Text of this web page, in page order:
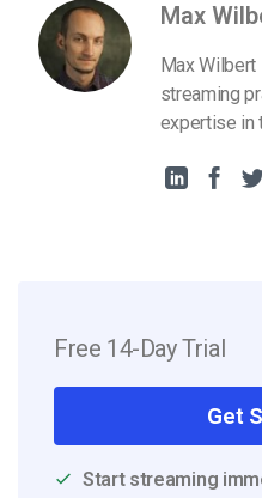
Max
Max
streaming
expertise in
Free 14-Day Trial
Get
Start streaming